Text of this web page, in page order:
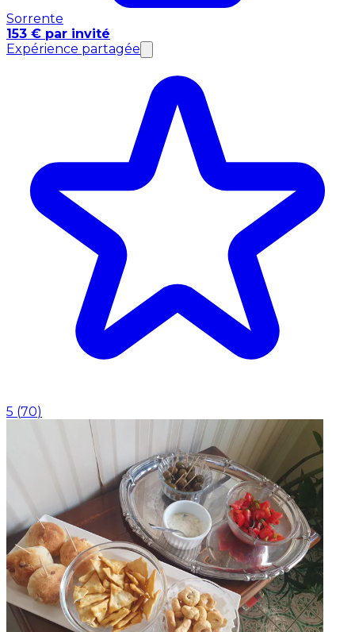
Sorrente
153 € par invité
Expérience partagée
5 (70)